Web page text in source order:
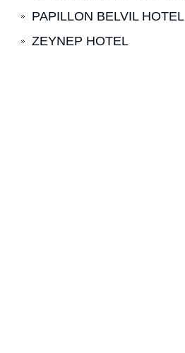
PAPILLON BELVIL HOTEL
ZEYNEP HOTEL